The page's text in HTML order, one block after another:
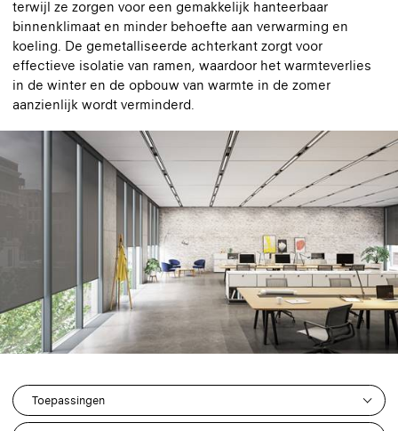
terwijl ze zorgen voor een gemakkelijk hanteerbaar
binnenklimaat en minder behoefte aan verwarming en
koeling. De gemetalliseerde achterkant zorgt voor
effectieve isolatie van ramen, waardoor het warmteverlies
in de winter en de opbouw van warmte in de zomer
aanzienlijk wordt verminderd.
Toepassingen